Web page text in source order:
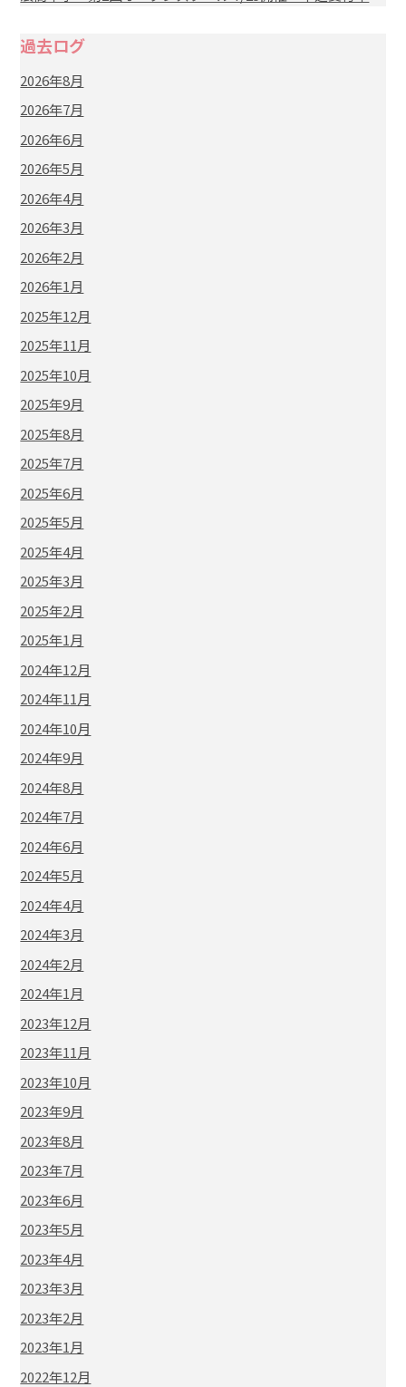
過去ログ
2026年8月
2026年7月
2026年6月
2026年5月
2026年4月
2026年3月
2026年2月
2026年1月
2025年12月
2025年11月
2025年10月
2025年9月
2025年8月
2025年7月
2025年6月
2025年5月
2025年4月
2025年3月
2025年2月
2025年1月
2024年12月
2024年11月
2024年10月
2024年9月
2024年8月
2024年7月
2024年6月
2024年5月
2024年4月
2024年3月
2024年2月
2024年1月
2023年12月
2023年11月
2023年10月
2023年9月
2023年8月
2023年7月
2023年6月
2023年5月
2023年4月
2023年3月
2023年2月
2023年1月
2022年12月